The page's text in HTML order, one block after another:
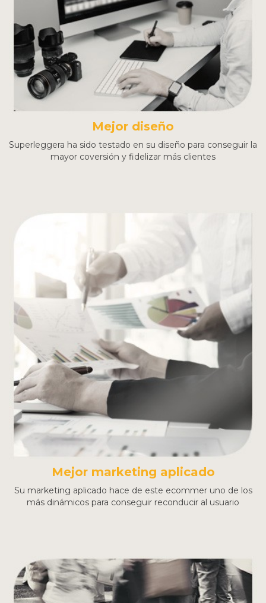
Mejor diseño
Superleggera ha sido testado en su diseño para conseguir la
mayor coversión y fidelizar más clientes
Mejor marketing aplicado
Su marketing aplicado hace de este ecommer uno de los
más dinámicos para conseguir reconducir al usuario